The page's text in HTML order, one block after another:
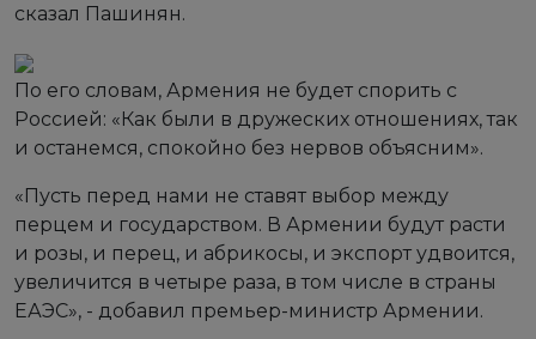
сказал Пашинян.
По его словам, Армения не будет спорить с
Россией: «Как были в дружеских отношениях, так
и останемся, спокойно без нервов объясним».
«Пусть перед нами не ставят выбор между
перцем и государством. В Армении будут расти
и розы, и перец, и абрикосы, и экспорт удвоится,
увеличится в четыре раза, в том числе в страны
ЕАЭС», - добавил премьер-министр Армении.